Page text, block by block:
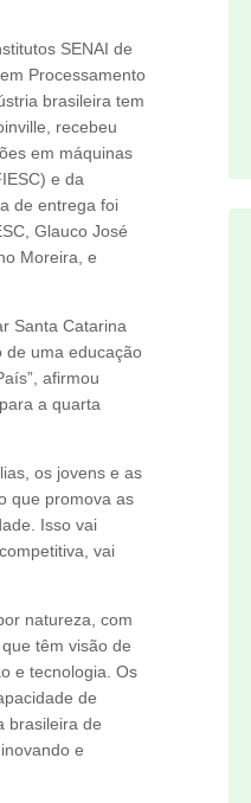
SENAI de
Processamento
brasileira tem
recebeu
em máquinas
e da
de entrega foi
Glauco José
Moreira, e
Santa Catarina
de uma educação
afirmou
a quarta
os jovens e as
que promova as
Isso vai
vai
natureza, com
têm visão de
e tecnologia. Os
de
brasileira de
e